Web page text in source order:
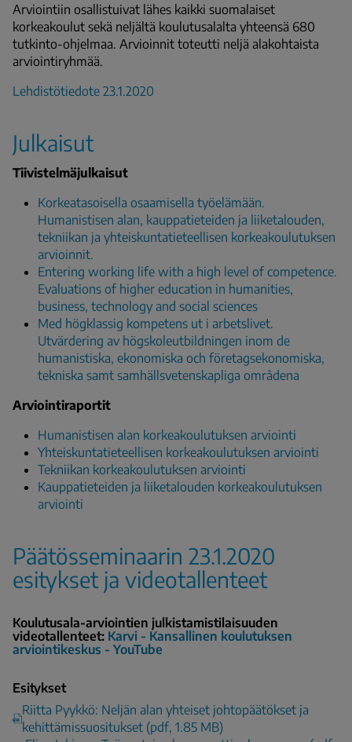
Arviointiin osallistuivat lähes kaikki suomalaiset
korkeakoulut sekä neljältä koulutusalalta yhteensä 680
tutkinto-ohjelmaa. Arvioinnit toteutti neljä alakohtaista
arviointiryhmää.
Lehdistötiedote 23.1.2020
Julkaisut
Tiivistelmäjulkaisut
Korkeatasoisella osaamisella työelämään.
Humanistisen alan, kauppatieteiden ja liiketalouden,
tekniikan ja yhteiskuntatieteellisen korkeakoulutuksen
arvioinnit.
Entering working life with a high level of competence.
Evaluations of higher education in humanities,
business, technology and social sciences
Med högklassig kompetens ut i arbetslivet.
Utvärdering av högskoleutbildningen inom de
humanistiska, ekonomiska och företagsekonomiska,
tekniska samt samhällsvetenskapliga områdena
Arviointiraportit
Humanistisen alan korkeakoulutuksen arviointi
Yhteiskuntatieteellisen korkeakoulutuksen arviointi
Tekniikan korkeakoulutuksen arviointi
Kauppatieteiden ja liiketalouden korkeakoulutuksen
arviointi
Päätösseminaarin 23.1.2020
esitykset ja videotallenteet
Koulutusala-arviointien julkistamistilaisuuden
videotallenteet: Karvi - Kansallinen koulutuksen
arviointikeskus - YouTube
Esitykset
Riitta Pyykkö: Neljän alan yhteiset johtopäätökset ja
kehittämissuositukset (pdf, 1.85 MB)